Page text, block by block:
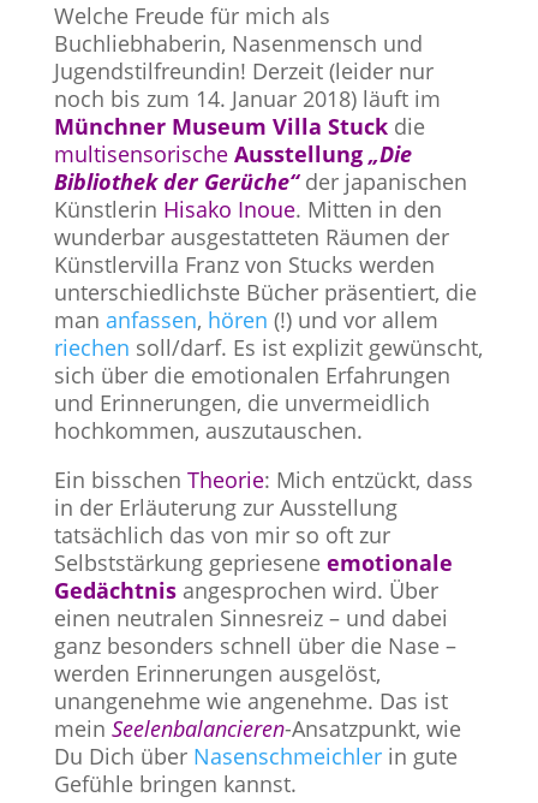
Welche Freude für mich als
Buchliebhaberin, Nasenmensch und
Jugendstilfreundin! Derzeit (leider nur
noch bis zum 14. Januar 2018) läuft im
Münchner Museum Villa Stuckdie
multisensorische Ausstellung„Die
Bibliothek der Gerüche“der japanischen
Künstlerin Hisako Inoue. Mitten in den
wunderbar ausgestatteten Räumen der
Künstlervilla Franz von Stucks werden
unterschiedlichste Bücher präsentiert, die
man anfassen, hören (!) und vor allem
riechen soll/darf. Es ist explizit gewünscht,
sich über die emotionalen Erfahrungen
und Erinnerungen, die unvermeidlich
hochkommen, auszutauschen.
Ein bisschen Theorie: Mich entzückt, dass
in der Erläuterung zur Ausstellung
tatsächlich das von mir so oft zur
Selbststärkung gepriesene emotionale
Gedächtnisangesprochen wird. Über
einen neutralen Sinnesreiz – und dabei
ganz besonders schnell über die Nase –
werden Erinnerungen ausgelöst,
unangenehme wie angenehme. Das ist
mein Seelenbalancieren-Ansatzpunkt, wie
Du Dich über Nasenschmeichlerin gute
Gefühle bringen kannst.